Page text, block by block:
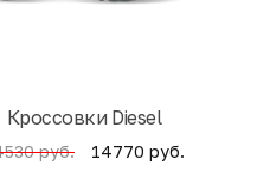
Кроссовки Diesel
руб. 14770 руб.